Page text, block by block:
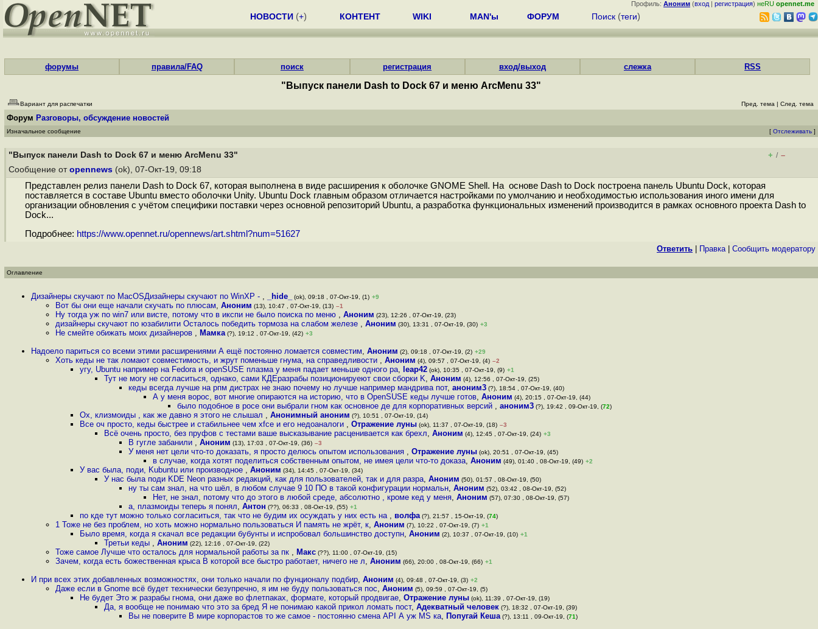
Профиль: Аноним (вход | регистрация) неRU opennet.me
НОВОСТИ (+) КОНТЕНТ WIKI MAN'ы ФОРУМ Поиск (теги)
форумы правила/FAQ поиск регистрация вход/выход слежка RSS
"Выпуск панели Dash to Dock 67 и меню ArcMenu 33"
Вариант для распечатки Пред. тема | След. тема
Форум Разговоры, обсуждение новостей
Изначальное сообщение [ Отслеживать ]
"Выпуск панели Dash to Dock 67 и меню ArcMenu 33" + / –
Сообщение от opennews (ok), 07-Окт-19, 09:18
Представлен релиз панели Dash to Dock 67, которая выполнена в виде расширения к оболочке GNOME Shell. На основе Dash to Dock построена панель Ubuntu Dock, которая
поставляется в составе Ubuntu вместо оболочки Unity. Ubuntu Dock главным образом отличается настройками по умолчанию и необходимостью использования иного имени для
организации обновления с учётом специфики поставки через основной репозиторий Ubuntu, а разработка функциональных изменений производится в рамках основного проекта Dash to
Dock...
Подробнее: https://www.opennet.ru/opennews/art.shtml?num=51627
Ответить Правка| Cообщить модератору
Оглавление
Дизайнеры скучают по MacOSДизайнеры скучают по WinXP - , _hide_ (ok), 09:18 , 07-Окт-19, (1) +9
Вот бы они еще начали скучать по плюсам, Аноним (13), 10:47 , 07-Окт-19, (13) –1
Ну тогда уж по win7 или висте, потому что в икспи не было поиска по меню , Аноним (23), 12:26 , 07-Окт-19, (23)
дизайнеры скучают по юзабилити Осталось победить тормоза на слабом железе , Аноним (30), 13:31 , 07-Окт-19, (30) +3
Не смейте обижать моих дизайнеров , Мамка (?), 19:12 , 07-Окт-19, (42) +3
Надоело париться со всеми этими расширениями А ещё постоянно ломается совместим, Аноним (2), 09:18 , 07-Окт-19, (2) +29
Хоть кеды не так ломают совместимость, и жрут поменьше гнума, на справедливости , Аноним (4), 09:57 , 07-Окт-19, (4) –2
угу, Ubuntu например на Fedora и openSUSE плазма у меня падает меньше одного ра, leap42 (ok), 10:35 , 07-Окт-19, (9) +1
Тут не могу не согласиться, однако, сами КДЕразрабы позиционируеют свои сборки K, Аноним (4), 12:56 , 07-Окт-19, (25)
кеды всегда лучше на рпм дистрах не знаю почему но лучше например мандрива пот, аноним3 (?), 18:54 , 07-Окт-19, (40)
А у меня ворос, вот многие опираются на историю, что в OpenSUSE кеды лучше готов, Аноним (4), 20:15 , 07-Окт-19, (44)
было подобное в росе они выбрали гном как основное де для корпоративных версий , аноним3 (?), 19:42 , 09-Окт-19, (72)
Ох, клизмоиды , как же давно я этого не слышал , Анонимный аноним (?), 10:51 , 07-Окт-19, (14)
Все оч просто, кеды быстрее и стабильнее чем xfce и его недоаналоги , Отражение луны (ok), 11:37 , 07-Окт-19, (18) –3
Всё очень просто, без пруфов с тестами ваше высказывание расценивается как брехл, Аноним (4), 12:45 , 07-Окт-19, (24) +3
В гугле забанили , Аноним (13), 17:03 , 07-Окт-19, (36) –3
У меня нет цели что-то доказать, я просто делюсь опытом использования , Отражение луны (ok), 20:51 , 07-Окт-19, (45)
в случае, когда хотят поделиться собственным опытом, не имея цели что-то доказа, Аноним (49), 01:40 , 08-Окт-19, (49) +2
У вас была, поди, Kubuntu или производное , Аноним (34), 14:45 , 07-Окт-19, (34)
У нас была поди KDE Neon разных редакций, как для пользователей, так и для разра, Аноним (50), 01:57 , 08-Окт-19, (50)
ну ты сам знал, на что шёл, в любом случае 9 10 ПО в такой конфигурации нормальн, Аноним (52), 03:42 , 08-Окт-19, (52)
Нет, не знал, потому что до этого в любой среде, абсолютно , кроме кед у меня, Аноним (57), 07:30 , 08-Окт-19, (57)
а, плазмоиды теперь я понял, Антон (??), 06:33 , 08-Окт-19, (55) +1
по кде тут можно только согласиться, так что не будим их осуждать у них есть на , волфа (?), 21:57 , 15-Окт-19, (74)
1 Тоже не без проблем, но хоть можно нормально пользоваться И память не жрёт, к, Аноним (7), 10:22 , 07-Окт-19, (7) +1
Было время, когда я скачал все редакции бубунты и испробовал большинство доступн, Аноним (2), 10:37 , 07-Окт-19, (10) +1
Третьи кеды , Аноним (22), 12:16 , 07-Окт-19, (22)
Тоже самое Лучше что осталось для нормальной работы за пк , Макс (??), 11:00 , 07-Окт-19, (15)
Зачем, когда есть божественная крыса В которой все быстро работает, ничего не л, Аноним (66), 20:00 , 08-Окт-19, (66) +1
И при всех этих добавленных возможностях, они только начали по фунционалу подбир, Аноним (4), 09:48 , 07-Окт-19, (3) +2
Даже если в Gnome всё будет технически безупречно, я им не буду пользоваться пос, Аноним (5), 09:59 , 07-Окт-19, (5)
Не будет Это ж разрабы гнома, они даже во флетпаках, формате, который продвигае, Отражение луны (ok), 11:39 , 07-Окт-19, (19)
Да, я вообще не понимаю что это за бред Я не понимаю какой прикол ломать пост, Адекватный человек (?), 18:32 , 07-Окт-19, (39)
Вы не поверите В мире корпорастов то же самое - постоянно смена API А уж MS ка, Попугай Кеша (?), 13:11 , 09-Окт-19, (71)